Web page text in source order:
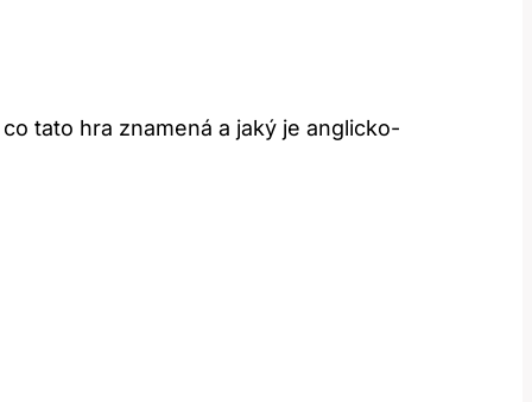
tato hra znamená a jaký je anglicko-